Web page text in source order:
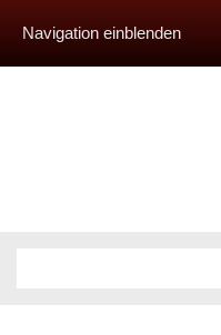
Navigation einblenden